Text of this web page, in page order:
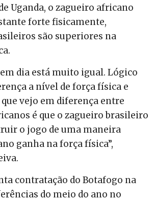
Uganda, o zagueiro africano
forte fisicamente,
são superiores na
dia está muito igual. Lógico
a nível de força física e
vejo em diferença entre
é que o zagueiro brasileiro
o jogo de uma maneira
ganha na força física”,
contratação do Botafogo na
do meio do ano no